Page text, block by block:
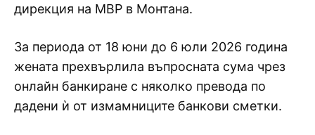
дирекция на МВР в Монтана.
За периода от 18 юни до 6 юли 2026 година
жената прехвърлила въпросната сума чрез
онлайн банкиране с няколко превода по
дадени ѝ от измамниците банкови сметки.